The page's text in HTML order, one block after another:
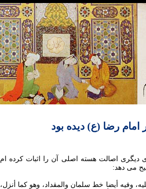
رضا (ع) دیده بود
اصالت هسته اصلی آن را اثبات کرده ام
می دهد:
وفيه أيضا خط سلمان والمقداد، وهو كما أنزل،